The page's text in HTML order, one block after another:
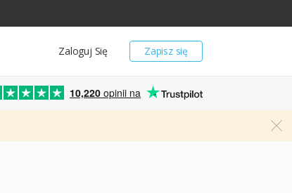
Zapisz się
Zaloguj Się
10,220 opinii na